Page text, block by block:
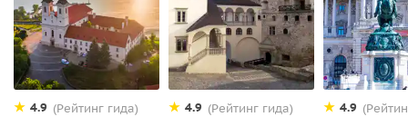
4.9 (Рейтинг гида) 4.9 (Рейтинг гида) 4.9